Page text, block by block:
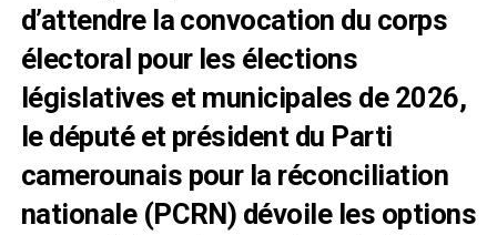
d’attendre la convocation du corps
électoral pour les élections
législatives et municipales de 2026,
le député et président du Parti
camerounais pour la réconciliation
nationale (PCRN) dévoile les options